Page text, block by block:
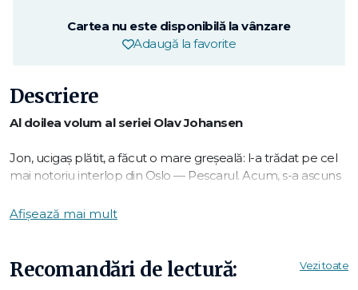
Cartea nu este disponibilă la vânzare
Adaugă la favorite
Descriere
Al doilea volum al seriei Olav Johansen
Jon, ucigaș plătit, a făcut o mare greșeală: l-a trădat pe cel
mai notoriu interlop din Oslo — Pescarul. Acum, s-a ascuns
refugiu în sânul unei secte dintr-un oraș de munte atât de
Adăpostit într-o cabană în sălbăticie, Jon primește ajutor de
la Lea, o mamă greu încercată, și de la Knut, tânărul ei fiu.
Afișează mai mult
Recomandări de lectură: Vezi toate